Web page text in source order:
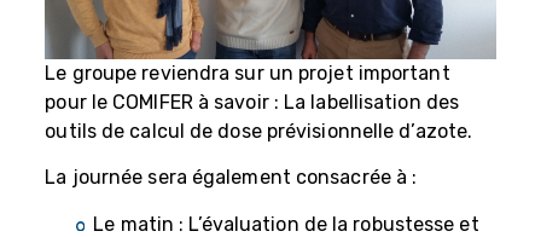
Le groupe reviendra sur un projet important
pour le COMIFER à savoir : La labellisation des
outils de calcul de dose prévisionnelle d’azote.
La journée sera également consacrée à :
Le matin : L’évaluation de la robustesse et